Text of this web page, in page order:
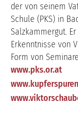
der von seinem
Schule (PKS) in
Salzkammergut.
Erkenntnisse von
Form von
www.pks.or.at